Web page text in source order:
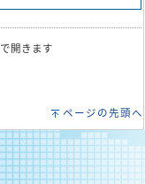
開きます
ページの先頭へ